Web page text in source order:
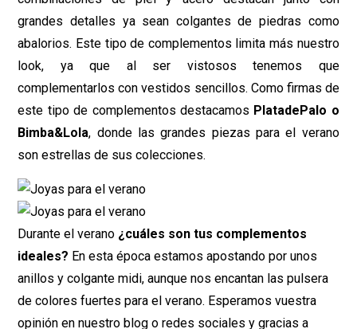
grandes detalles ya sean colgantes de piedras como
abalorios. Este tipo de complementos limita más nuestro
look, ya que al ser vistosos tenemos que
complementarlos con vestidos sencillos. Como firmas de
este tipo de complementos destacamos PlatadePalo o
Bimba&Lola, donde las grandes piezas para el verano
son estrellas de sus colecciones.
Durante el verano ¿cuáles son tus complementos
ideales? En esta época estamos apostando por unos
anillos y colgante midi, aunque nos encantan las pulsera
de colores fuertes para el verano. Esperamos vuestra
opinión en nuestro blog o redes sociales y gracias a